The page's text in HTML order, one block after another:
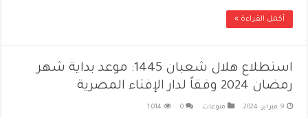
أكمل القراءة »
استطلاع هلال شعبان 1445: موعد بداية شهر
رمضان 2024 وفقاً لدار الإفتاء المصرية
9 فبراير، 2024 منوعات 0
1,014